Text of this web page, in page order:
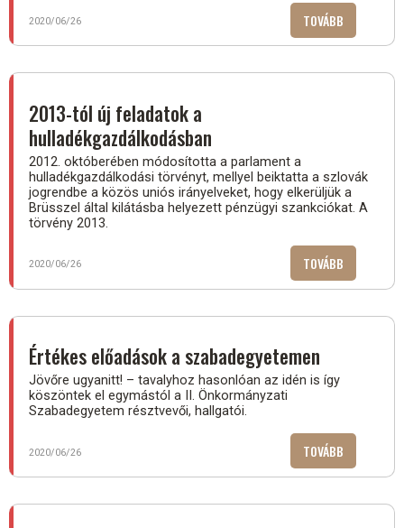
2020/06/26 TOVÁBB
AZ
VAGYON
2013-tól új feladatok a
hulladékgazdálkodásban
2012. októberében módosította a parlament a
hulladékgazdálkodási törvényt, mellyel beiktatta a szlovák
jogrendbe a közös uniós irányelveket, hogy elkerüljük a
Brüsszel által kilátásba helyezett pénzügyi szankciókat. A
törvény 2013.
2020/06/26 TOVÁBB
TÓL
FELADATOK
Értékes előadások a szabadegyetemen
Jövőre ugyanitt! – tavalyhoz hasonlóan az idén is így
köszöntek el egymástól a II. Önkormányzati
Szabadegyetem résztvevői, hallgatói.
2020/06/26 TOVÁBB
ELŐADÁSOK